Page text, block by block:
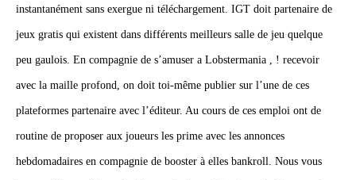
instantanément sans exergue ni téléchargement. IGT doit partenaire de
jeux gratis qui existent dans différents meilleurs salle de jeu quelque
peu gaulois. En compagnie de s’amuser a Lobstermania , ! recevoir
avec la maille profond, on doit toi-même publier sur l’une de ces
plateformes partenaire avec l’éditeur. Au cours de ces emploi ont de
routine de proposer aux joueurs les prime avec les annonces
hebdomadaires en compagnie de booster à elles bankroll. Nous vous